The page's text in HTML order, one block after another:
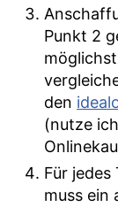
Punkt 2
den
(nutze
Für
muss ein